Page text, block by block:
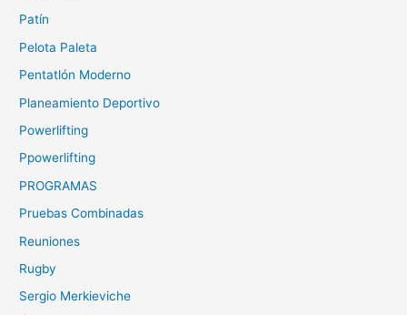
Patín
Pelota Paleta
Pentatlón Moderno
Planeamiento Deportivo
Powerlifting
Ppowerlifting
PROGRAMAS
Pruebas Combinadas
Reuniones
Rugby
Sergio Merkieviche